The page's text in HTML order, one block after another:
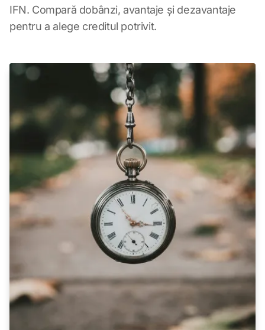
IFN. Compară dobânzi, avantaje și dezavantaje
pentru a alege creditul potrivit.